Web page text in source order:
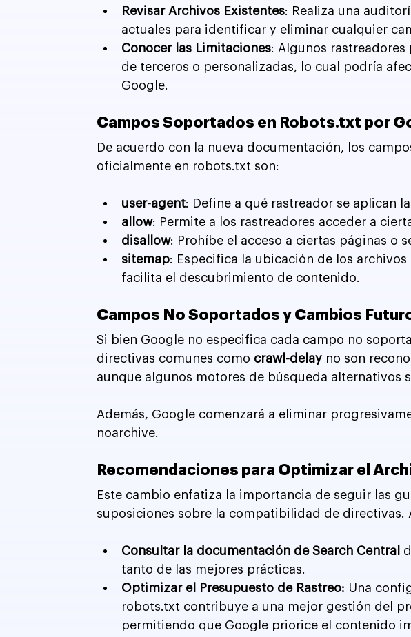
Revisar Archivos Existentes: Realiza una
actuales para identificar y eliminar cualquier
Conocer las Limitaciones: Algunos
de terceros o personalizadas, lo cual podría
Google.
Campos Soportados en Robots.txt por
De acuerdo con la nueva documentación, los
oficialmente en robots.txt son:
user-agent: Define a qué rastreador se aplican
allow: Permite a los rastreadores acceder a
disallow: Prohíbe el acceso a ciertas páginas o
sitemap: Especifica la ubicación de los
facilita el descubrimiento de contenido.
Campos No Soportados y Cambios
Si bien Google no especifica cada campo no
directivas comunes como crawl-delay no son
aunque algunos motores de búsqueda alternativos
Además, Google comenzará a eliminar
noarchive.
Recomendaciones para Optimizar el
Este cambio enfatiza la importancia de seguir las
suposiciones sobre la compatibilidad de directivas.
Consultar la documentación de Search Central
tanto de las mejores prácticas.
Optimizar el Presupuesto de Rastreo: Una
robots.txt contribuye a una mejor gestión del
permitiendo que Google priorice el contenido